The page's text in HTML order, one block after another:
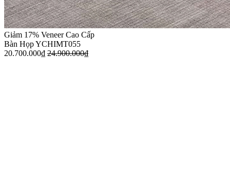
Giảm 17% Veneer Cao Cấp
Bàn Họp YCHIMT055
20.700.000₫ 24.900.000₫